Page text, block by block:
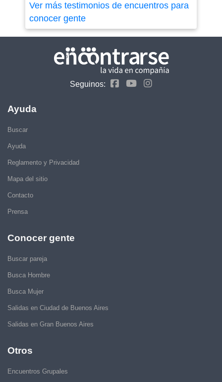
Ver más testimonios de encuentros para
conocer gente
Seguinos:
Ayuda
Buscar
Ayuda
Reglamento y Privacidad
Mapa del sitio
Contacto
Prensa
Conocer gente
Buscar pareja
Busca Hombre
Busca Mujer
Salidas en Ciudad de Buenos Aires
Salidas en Gran Buenos Aires
Otros
Encuentros Grupales